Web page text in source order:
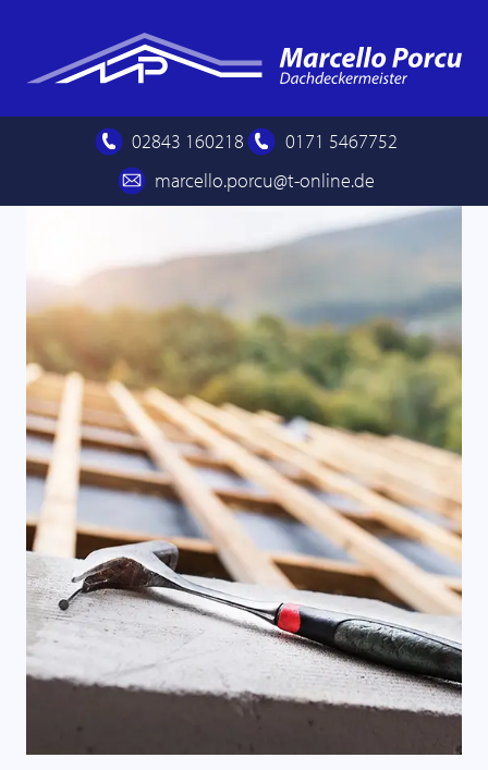
springen
02843 160218
0171 5467752
marcello.porcu@t-online.de